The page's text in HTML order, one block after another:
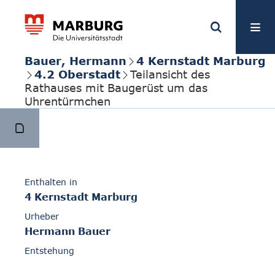
Bauer, Hermann
4 Kernstadt Marburg
4.2 Oberstadt
Teilansicht des
Rathauses mit Baugerüst um das
Uhrentürmchen
Enthalten in
4 Kernstadt Marburg
Urheber
Hermann Bauer
Entstehung